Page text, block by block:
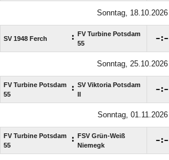
Sonntag, 18.10.2026
SV 1948 Ferch : FV Turbine Potsdam
55
:
Sonntag, 25.10.2026
FV Turbine Potsdam
55
: SV Viktoria Potsdam
II
:
Sonntag, 01.11.2026
FV Turbine Potsdam
55
: FSV Grün-Weiß
Niemegk
: